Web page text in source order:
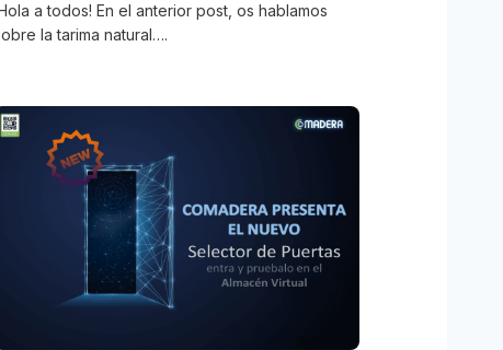
a todos! En el anterior post, os hablamos
la tarima natural….